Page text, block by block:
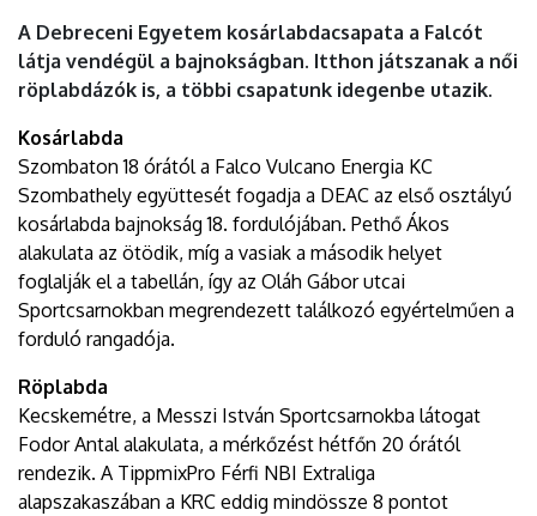
A Debreceni Egyetem kosárlabdacsapata a Falcót
látja vendégül a bajnokságban. Itthon játszanak a női
röplabdázók is, a többi csapatunk idegenbe utazik.
Kosárlabda
Szombaton 18 órától a Falco Vulcano Energia KC
Szombathely együttesét fogadja a DEAC az első osztályú
kosárlabda bajnokság 18. fordulójában. Pethő Ákos
alakulata az ötödik, míg a vasiak a második helyet
foglalják el a tabellán, így az Oláh Gábor utcai
Sportcsarnokban megrendezett találkozó egyértelműen a
forduló rangadója.
Röplabda
Kecskemétre, a Messzi István Sportcsarnokba látogat
Fodor Antal alakulata, a mérkőzést hétfőn 20 órától
rendezik. A TippmixPro Férfi NBI Extraliga
alapszakaszában a KRC eddig mindössze 8 pontot